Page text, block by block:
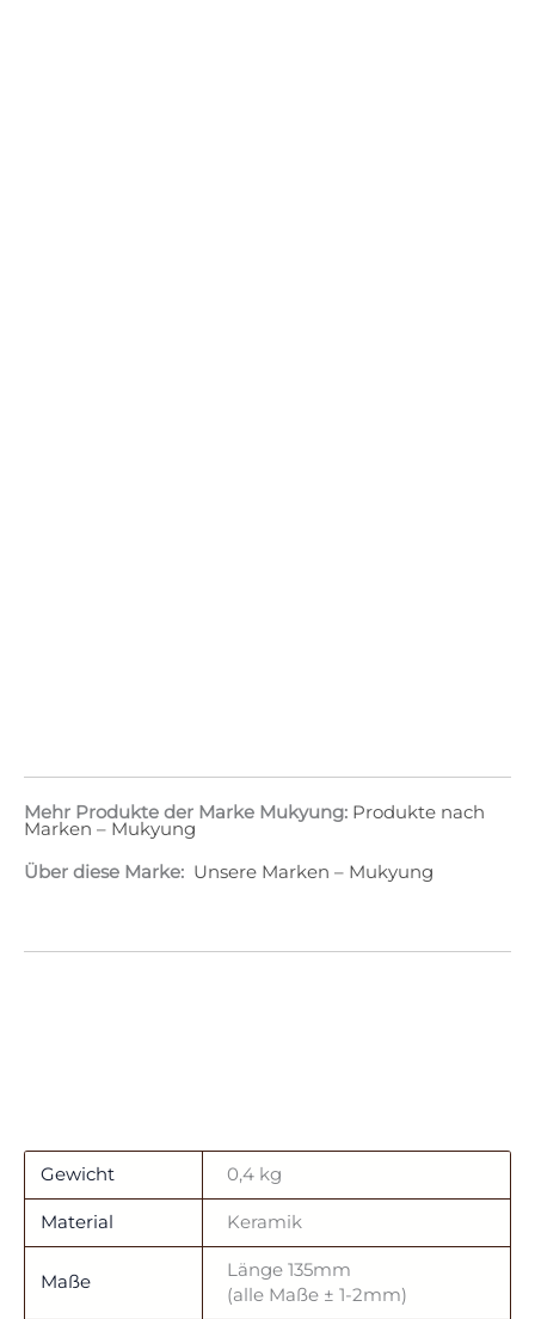
Mehr Produkte der Marke Mukyung: Produkte nach
Marken – Mukyung
Über diese Marke: Unsere Marken – Mukyung
Gewicht 0,4 kg
Material Keramik
Maße
Länge 135mm
(alle Maße ± 1-2mm)